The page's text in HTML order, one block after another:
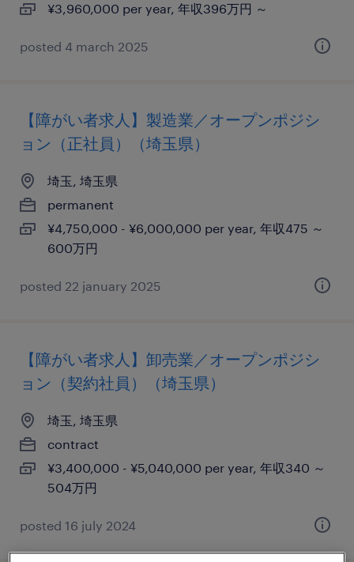
¥3,960,000 per year, 年収396万円 ～
posted 4 march 2025
【障がい者求人】製造業／オープンポジシ
ョン（正社員）（埼玉県）
埼玉, 埼玉県
permanent
¥4,750,000 - ¥6,000,000 per year, 年収475 ～
600万円
posted 22 january 2025
【障がい者求人】卸売業／オープンポジシ
ョン（契約社員）（埼玉県）
埼玉, 埼玉県
contract
¥3,400,000 - ¥5,040,000 per year, 年収340 ～
504万円
posted 16 july 2024